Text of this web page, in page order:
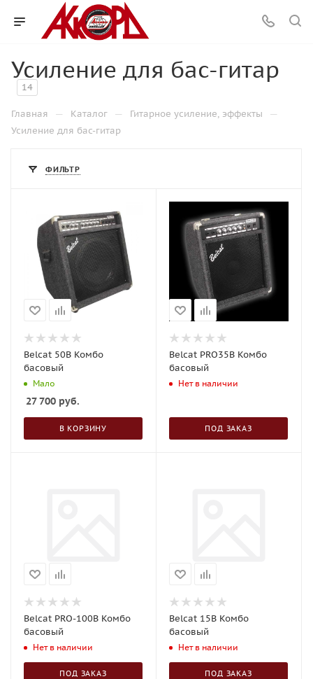
Усиление для бас-гитар
14
Главная — Каталог — Гитарное усиление, эффекты —
Усиление для бас-гитар
ФИЛЬТР
Belcat 50B Комбо
басовый
Мало
27 700 руб.
В КОРЗИНУ
Belcat PRO35B Комбо
басовый
Нет в наличии
ПОД ЗАКАЗ
Belcat PRO-100B Комбо
басовый
Нет в наличии
ПОД ЗАКАЗ
Belcat 15B Комбо
басовый
Нет в наличии
ПОД ЗАКАЗ